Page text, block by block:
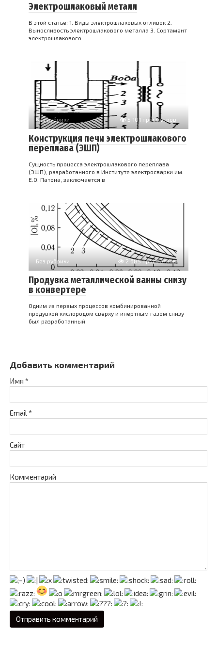
Электрошлаковый металл
В этой статье: 1. Виды электрошлаковых отливок 2.
Выносливость электрошлакового металла 3. Сортамент
электрошлакового
Без рубрики 5 101 просмотров
Конструкция печи электрошлакового
переплава (ЭШП)
Сущность процесса электрошлакового переплава
(ЭШП), разработанного в Институте электросварки им.
Е.О. Патона, заключается в
Без рубрики 2 685 просмотров
Продувка металлической ванны снизу
в конвертере
Одним из первых процессов комбинированной
продувкой кислородом сверху и инертным газом снизу
был разработанный
Добавить комментарий
Имя *
Email*
Сайт
Комментарий